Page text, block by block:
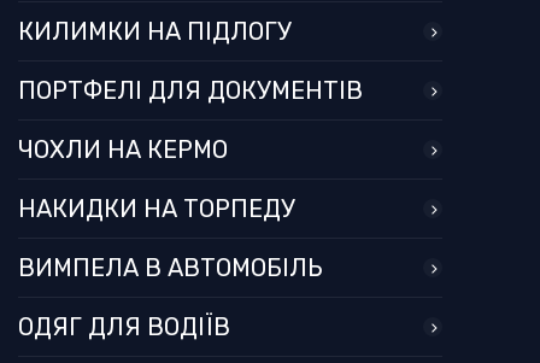
КИЛИМКИ НА ПІДЛОГУ
ПОРТФЕЛІ ДЛЯ ДОКУМЕНТІВ
ЧОХЛИ НА КЕРМО
НАКИДКИ НА ТОРПЕДУ
ВИМПЕЛА В АВТОМОБІЛЬ
ОДЯГ ДЛЯ ВОДІЇВ